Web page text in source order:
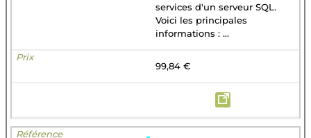
services d'un serveur SQL.
Voici les principales
informations : ...
99,84 €